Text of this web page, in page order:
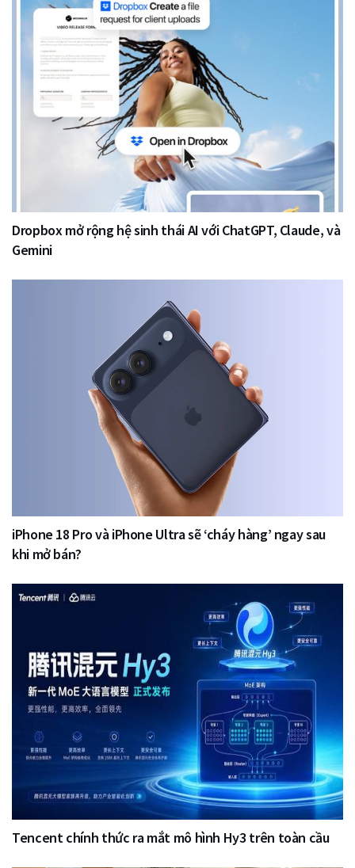
Dropbox mở rộng hệ sinh thái AI với ChatGPT, Claude, và
Gemini
iPhone 18 Pro và iPhone Ultra sẽ ‘cháy hàng’ ngay sau
khi mở bán?
Tencent chính thức ra mắt mô hình Hy3 trên toàn cầu